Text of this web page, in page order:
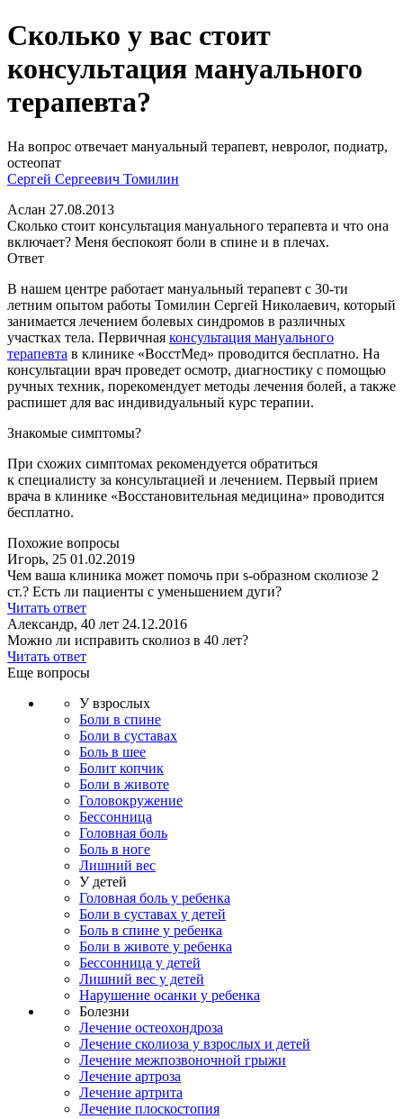
Сколько у вас стоит
консультация мануального
терапевта?
На вопрос отвечает мануальный терапевт, невролог, подиатр,
остеопат
Сергей Сергеевич Томилин
Аслан 27.08.2013
Сколько стоит консультация мануального терапевта и что она
включает? Меня беспокоят боли в спине и в плечах.
Ответ
В нашем центре работает мануальный терапевт с 30-ти
летним опытом работы Томилин Сергей Николаевич, который
занимается лечением болевых синдромов в различных
участках тела. Первичная консультация мануального
терапевта в клинике «ВосстМед» проводится бесплатно. На
консультации врач проведет осмотр, диагностику с помощью
ручных техник, порекомендует методы лечения болей, а также
распишет для вас индивидуальный курс терапии.
Знакомые симптомы?
При схожих симптомах рекомендуется обратиться
к специалисту за консультацией и лечением. Первый прием
врача в клинике «Восстановительная медицина» проводится
бесплатно.
Похожие вопросы
Игорь, 25 01.02.2019
Чем ваша клиника может помочь при s-образном сколиозе 2
ст.? Есть ли пациенты с уменьшением дуги?
Читать ответ
Александр, 40 лет 24.12.2016
Можно ли исправить сколиоз в 40 лет?
Читать ответ
Еще вопросы
У взрослых
Боли в спине
Боли в суставах
Боль в шее
Болит копчик
Боли в животе
Головокружение
Бессонница
Головная боль
Боль в ноге
Лишний вес
У детей
Головная боль у ребенка
Боли в суставах у детей
Боль в спине у ребенка
Боли в животе у ребенка
Бессонница у детей
Лишний вес у детей
Нарушение осанки у ребенка
Болезни
Лечение остеохондроза
Лечение сколиоза у взрослых и детей
Лечение межпозвоночной грыжи
Лечение артроза
Лечение артрита
Лечение плоскостопия